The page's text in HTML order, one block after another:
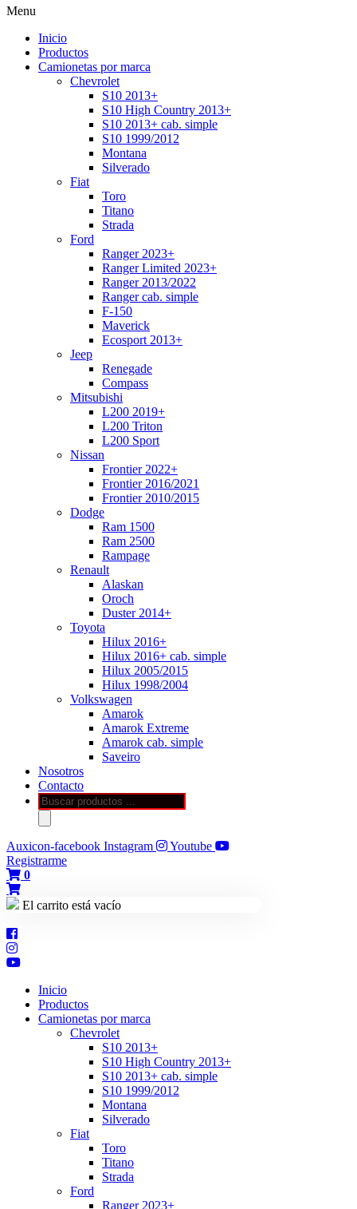
Menu
Inicio
Productos
Camionetas por marca
Chevrolet
S10 2013+
S10 High Country 2013+
S10 2013+ cab. simple
S10 1999/2012
Montana
Silverado
Fiat
Toro
Titano
Strada
Ford
Ranger 2023+
Ranger Limited 2023+
Ranger 2013/2022
Ranger cab. simple
F-150
Maverick
Ecosport 2013+
Jeep
Renegade
Compass
Mitsubishi
L200 2019+
L200 Triton
L200 Sport
Nissan
Frontier 2022+
Frontier 2016/2021
Frontier 2010/2015
Dodge
Ram 1500
Ram 2500
Rampage
Renault
Alaskan
Oroch
Duster 2014+
Toyota
Hilux 2016+
Hilux 2016+ cab. simple
Hilux 2005/2015
Hilux 1998/2004
Volkswagen
Amarok
Amarok Extreme
Amarok cab. simple
Saveiro
Nosotros
Contacto
Búsqueda
de
productos
Auxicon-facebook Instagram
Youtube
Registrarme
0
El carrito está vacío
Inicio
Productos
Camionetas por marca
Chevrolet
S10 2013+
S10 High Country 2013+
S10 2013+ cab. simple
S10 1999/2012
Montana
Silverado
Fiat
Toro
Titano
Strada
Ford
Ranger 2023+